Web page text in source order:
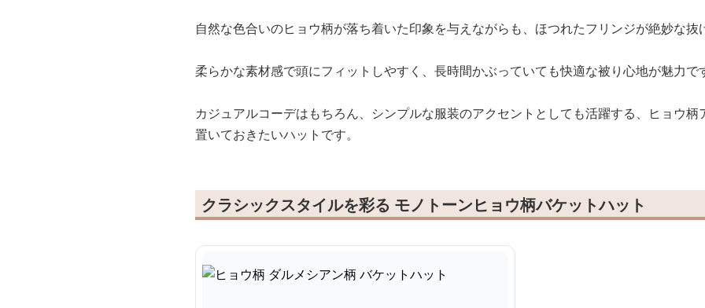
自然な色合いのヒョウ柄が落ち着いた印象を与えながらも、ほつれたフリンジが絶妙な抜
柔らかな素材感で頭にフィットしやすく、長時間かぶっていても快適な被り心地が魅力で
カジュアルコーデはもちろん、シンプルな服装のアクセントとしても活躍する、ヒョウ
置いておきたいハットです。
クラシックスタイルを彩る モノトーンヒョウ柄バケットハット